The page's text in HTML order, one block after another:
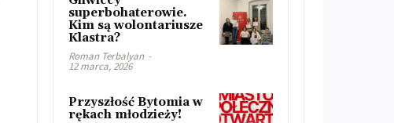
superbohaterowie.
Kim są wolontariusze
Klastra?
Roman Terbalyan -
12 marca, 2026
Przyszłość Bytomia w
rękach młodzieży!